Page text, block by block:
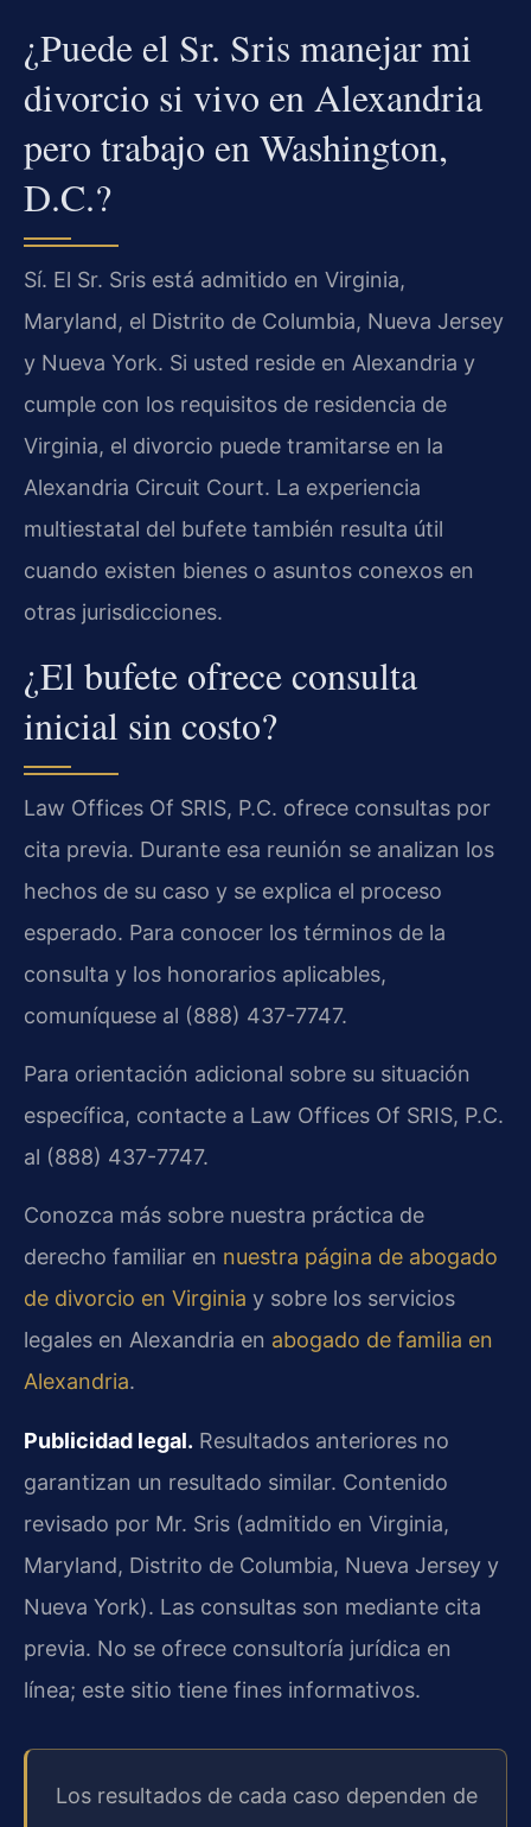
¿Puede el Sr. Sris manejar mi
divorcio si vivo en Alexandria
pero trabajo en Washington,
D.C.?
Sí. El Sr. Sris está admitido en Virginia,
Maryland, el Distrito de Columbia, Nueva Jersey
y Nueva York. Si usted reside en Alexandria y
cumple con los requisitos de residencia de
Virginia, el divorcio puede tramitarse en la
Alexandria Circuit Court. La experiencia
multiestatal del bufete también resulta útil
cuando existen bienes o asuntos conexos en
otras jurisdicciones.
¿El bufete ofrece consulta
inicial sin costo?
Law Offices Of SRIS, P.C. ofrece consultas por
cita previa. Durante esa reunión se analizan los
hechos de su caso y se explica el proceso
esperado. Para conocer los términos de la
consulta y los honorarios aplicables,
comuníquese al (888) 437-7747.
Para orientación adicional sobre su situación
específica, contacte a Law Offices Of SRIS, P.C.
al (888) 437-7747.
Conozca más sobre nuestra práctica de
derecho familiar en nuestra página de abogado
de divorcio en Virginia y sobre los servicios
legales en Alexandria en abogado de familia en
Alexandria.
Publicidad legal. Resultados anteriores no
garantizan un resultado similar. Contenido
revisado por Mr. Sris (admitido en Virginia,
Maryland, Distrito de Columbia, Nueva Jersey y
Nueva York). Las consultas son mediante cita
previa. No se ofrece consultoría jurídica en
línea; este sitio tiene fines informativos.
Los resultados de cada caso dependen de